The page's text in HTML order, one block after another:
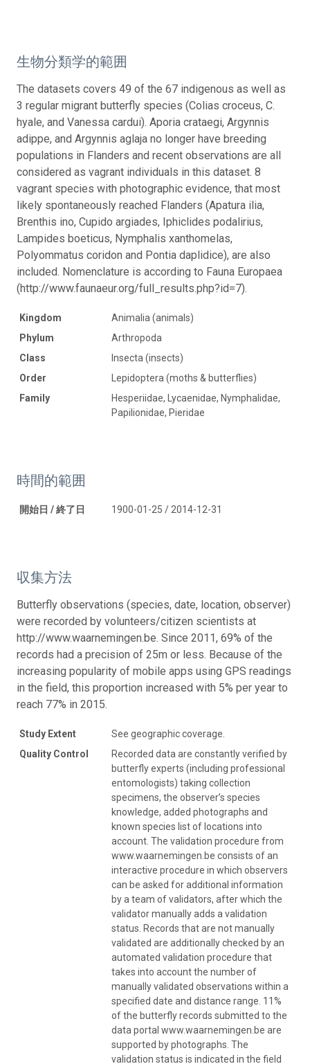
生物分類学的範囲
The datasets covers 49 of the 67 indigenous as well as
3 regular migrant butterfly species (Colias croceus, C.
hyale, and Vanessa cardui). Aporia crataegi, Argynnis
adippe, and Argynnis aglaja no longer have breeding
populations in Flanders and recent observations are all
considered as vagrant individuals in this dataset. 8
vagrant species with photographic evidence, that most
likely spontaneously reached Flanders (Apatura ilia,
Brenthis ino, Cupido argiades, Iphiclides podalirius,
Lampides boeticus, Nymphalis xanthomelas,
Polyommatus coridon and Pontia daplidice), are also
included. Nomenclature is according to Fauna Europaea
(http://www.faunaeur.org/full_results.php?id=7).
Kingdom
Animalia (animals)
Phylum
Arthropoda
Class
Insecta (insects)
Order
Lepidoptera (moths & butterflies)
Family
Hesperiidae, Lycaenidae, Nymphalidae,
Papilionidae, Pieridae
時間的範囲
開始日 / 終了日 1900-01-25 / 2014-12-31
収集方法
Butterfly observations (species, date, location, observer)
were recorded by volunteers/citizen scientists at
http://www.waarnemingen.be. Since 2011, 69% of the
records had a precision of 25m or less. Because of the
increasing popularity of mobile apps using GPS readings
in the field, this proportion increased with 5% per year to
reach 77% in 2015.
Study Extent
See geographic coverage.
Quality Control
Recorded data are constantly verified by
butterfly experts (including professional
entomologists) taking collection
specimens, the observer’s species
knowledge, added photographs and
known species list of locations into
account. The validation procedure from
www.waarnemingen.be consists of an
interactive procedure in which observers
can be asked for additional information
by a team of validators, after which the
validator manually adds a validation
status. Records that are not manually
validated are additionally checked by an
automated validation procedure that
takes into account the number of
manually validated observations within a
specified date and distance range. 11%
of the butterfly records submitted to the
data portal www.waarnemingen.be are
supported by photographs. The
validation status is indicated in the field